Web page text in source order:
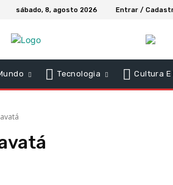
sábado, 8, agosto 2026 Entrar /
Tecnologia Cultura